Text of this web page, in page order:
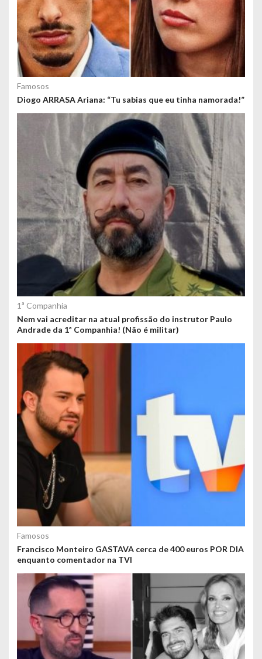
Famosos
Diogo ARRASA Ariana: “Tu sabias que eu tinha namorada!”
1ª Companhia
Nem vai acreditar na atual profissão do instrutor Paulo
Andrade da 1ª Companhia! (Não é militar)
Famosos
Francisco Monteiro GASTAVA cerca de 400 euros POR DIA
enquanto comentador na TVI